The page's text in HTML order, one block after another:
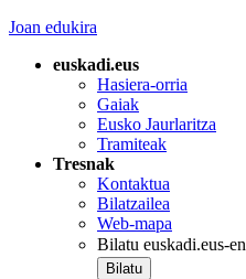
Joan edukira
euskadi.eus
Hasiera-orria
Gaiak
Eusko Jaurlaritza
Tramiteak
Tresnak
Kontaktua
Bilatzailea
Web-mapa
Bilatu euskadi.eus-en